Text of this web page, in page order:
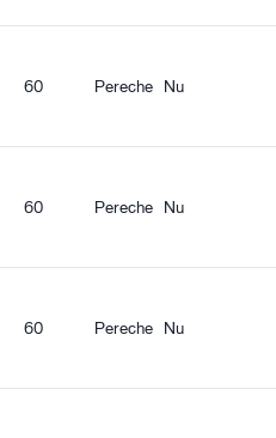
60 Pereche Nu
60 Pereche Nu
60 Pereche Nu